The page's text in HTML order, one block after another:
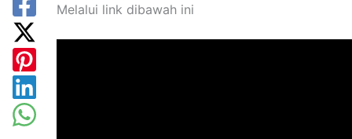
Melalui link dibawah ini